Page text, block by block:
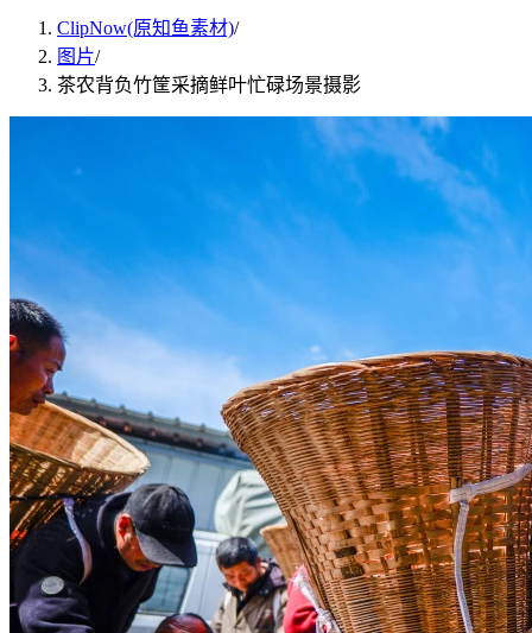
ClipNow(原知鱼素材)/
图片/
茶农背负竹筐采摘鲜叶忙碌场景摄影